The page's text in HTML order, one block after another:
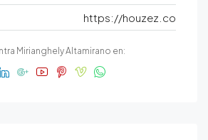
https://houzez.co
Mirianghely Altamirano en: